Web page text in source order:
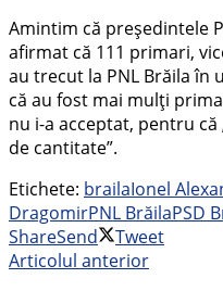
Amintim că președintele
afirmat că 111 primari,
au trecut la PNL Brăila în
că au fost mai mulți
nu i-a acceptat, pentru
de cantitate”.
Etichete: brailaIonel
DragomirPNL BrăilaPSD
ShareSend
Tweet
Articolul anterior